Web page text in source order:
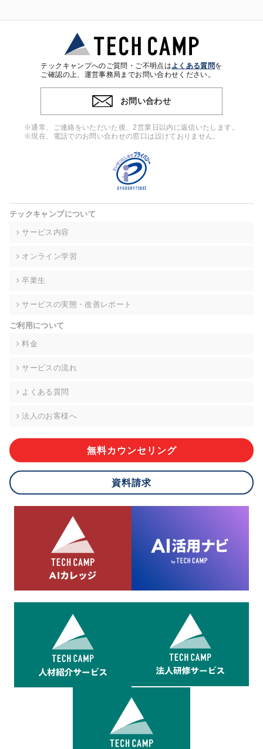
・個人(法人の場合は担当者)を識別できない形式に加工した統
計情報の作成および利用
※上記の利用目的に基づいた本人への連絡及び配信について
4. 個人情報の第三者提供
ンをとるために、氏名等の一部の情報をサービス内で使用する
チャットツールで発信することにより、本サービスの他の利用
者等に提供することがあります。
当社は事業運営上、前項利用目的の範囲に限って個人情報を外
高い委託先を選定し、個人情報の適正管理・機密保持について
個人情報の開示等(利用目的の通知、開示、内容の訂正・追加・
て、下記の当社問合わせ窓口に申し出ることができます。その
的な期間内に対応いたします。ただし、申請が本人確認が不可
により、ご希望に添えない場合があります。 なお、アクセスロ
グなどの個人情報以外の情報については、原則として開示等は
株式会社div 個人情報問合せ窓口
メールアドレス:privacy_policy@di-v.co.jp
ご本人様が当社に個人情報を提供されるかどうかは任意による
応ができない場合があります。
8.cookieにより取得・分析した情報とその利用について
当社は第三者が運営するデータ・マネジメント・プラットフォ
ームからcookieにより収集されたウェブの閲覧機歴及びその分
析結果を取得し、これをお客様の個人データと結びつけた上
で、広告配信等の目的で利用いたします。
テックキャンプへのご質問・ご不明点はよくある質問を
ご確認の上、運営事務局までお問い合わせください。
お問い合わせ
※通常、ご連絡をいただいた後、2営業日以内に返信いたします。
※現在、電話でのお問い合わせの窓口は設けておりません。
テックキャンプについて
サービス内容
オンライン学習
卒業生
サービスの実態・改善レポート
ご利用について
料金
サービスの流れ
よくある質問
法人のお客様へ
無料カウンセリング
資料請求